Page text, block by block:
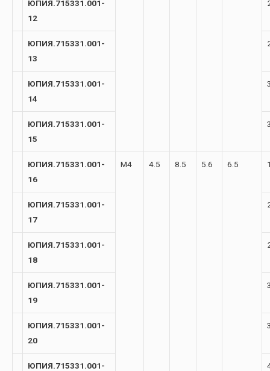
ЮПИЯ.715331.001-
12
ЮПИЯ.715331.001-
13
ЮПИЯ.715331.001-
14
ЮПИЯ.715331.001-
15
ЮПИЯ.715331.001-
16
М4 4.5 8.5 5.6 6.5
ЮПИЯ.715331.001-
17
ЮПИЯ.715331.001-
18
ЮПИЯ.715331.001-
19
ЮПИЯ.715331.001-
20
ЮПИЯ.715331.001-